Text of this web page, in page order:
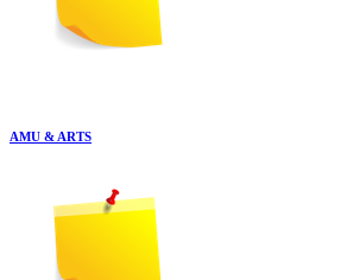
AMU & ARTS